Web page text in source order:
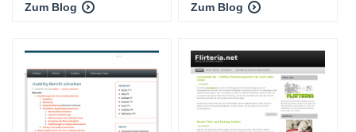
Zum Blog Zum Blog